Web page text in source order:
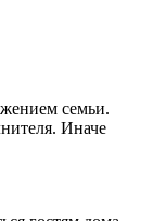
семьи.
Иначе